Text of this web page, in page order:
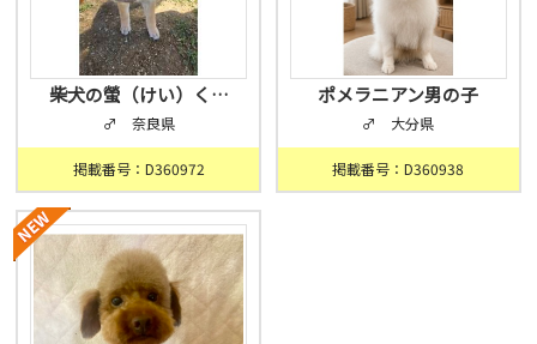
柴犬の螢（けい）く…
♂ 奈良県
掲載番号：D360972
ポメラニアン男の子
♂ 大分県
掲載番号：D360938